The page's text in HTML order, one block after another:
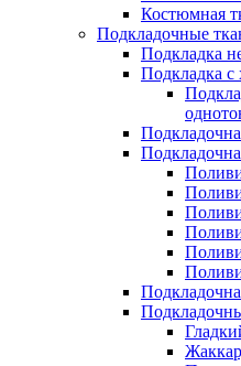
Костюмная
Подкладочные
Подкладка
Подкладка с